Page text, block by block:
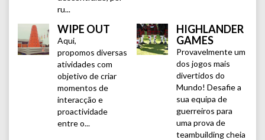
ru...
WIPE OUT
Aqui,
propomos diversas
atividades com
objetivo de criar
momentos de
interacção e
proactividade
entre o...
HIGHLANDER
GAMES
Provavelmente um
dos jogos mais
divertidos do
Mundo! Desafie a
sua equipa de
guerreiros para
uma prova de
teambuilding cheia